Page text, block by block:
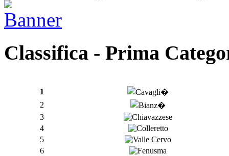
Classifica - Prima
1
2
3
4
5
6